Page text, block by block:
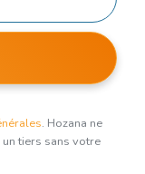
. Hozana ne
tiers sans votre